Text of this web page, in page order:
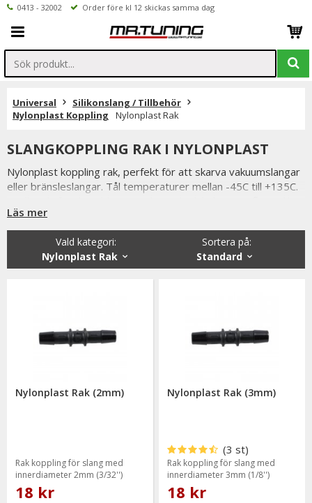
0413 - 32002 Order före kl 12 skickas samma dag
Universal
Silikonslang / Tillbehör
Nylonplast Koppling
Nylonplast Rak
SLANGKOPPLING RAK I NYLONPLAST
Nylonplast koppling rak, perfekt för att skarva vakuumslangar
eller bränsleslangar. Tål temperaturer mellan -45C till +135C.
storlekar t.ex. 3mm / 4mm / 8mm.
Läs mer
Sortera på:
Standard
Vald kategori:
Nylonplast Rak
Nylonplast Rak (2mm)
Rak koppling för slang med
innerdiameter 2mm (3/32'')
18 kr
Nylonplast Rak (3mm)
(3 st)
Rak koppling för slang med
innerdiameter 3mm (1/8'')
18 kr